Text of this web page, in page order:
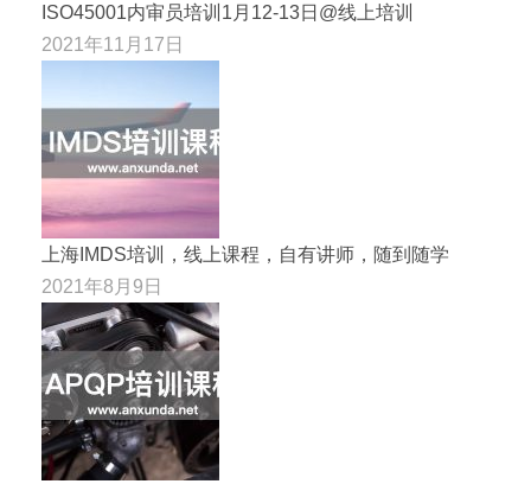
ISO45001内审员培训1月12-13日@线上培训
2021年11月17日
上海IMDS培训，线上课程，自有讲师，随到随学
2021年8月9日